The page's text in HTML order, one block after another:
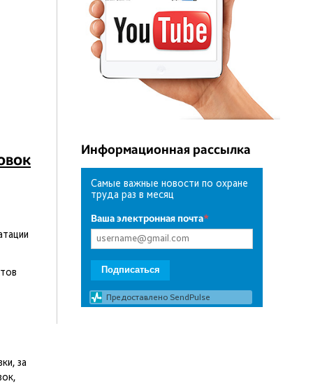
за
Информационная рассылка
Самые важные новости по охране
труда раз в месяц
Ваша электронная почта*
Подписаться
Предоставлено SendPulse